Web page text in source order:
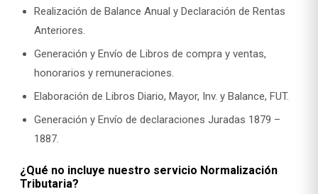
Realización de Balance Anual y Declaración de Rentas
Anteriores.
Generación y Envío de Libros de compra y ventas,
honorarios y remuneraciones.
Elaboración de Libros Diario, Mayor, Inv. y Balance, FUT.
Generación y Envío de declaraciones Juradas 1879 –
1887.
¿Qué no incluye nuestro servicio Normalización
Tributaria?